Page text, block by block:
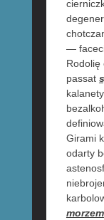
—
Rodolię
passat
Girami
odarty
morzem